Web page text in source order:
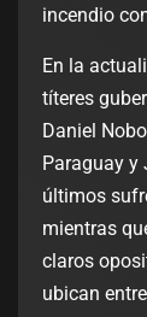
incendio
En la
títeres
Daniel
Paraguay y
últimos
mientras
claros
ubican